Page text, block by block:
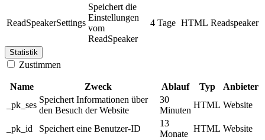
ReadSpeakerSettings
Speichert die
Einstellungen
vom
ReadSpeaker
4 Tage HTML Readspeaker
Statistik
Zustimmen
Name Zweck Ablauf Typ
Anbieter
_pk_ses
Speichert Informationen über
den Besuch der Website
30
Minuten
HTML Website
_pk_id Speichert eine Benutzer-ID
13
Monate
HTML Website